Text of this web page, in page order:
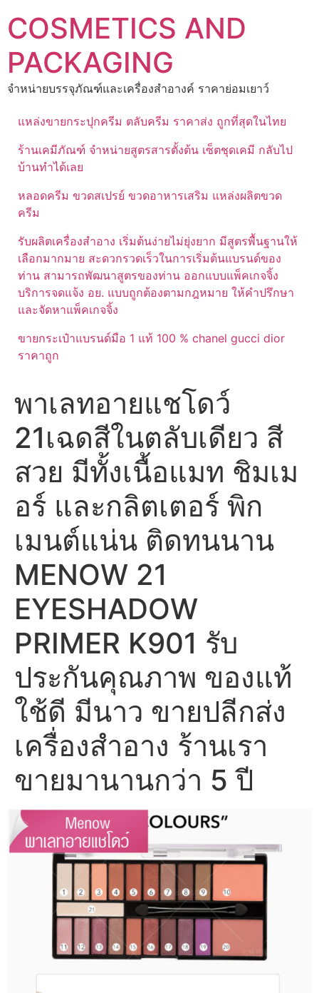
to
content
COSMETICS AND
PACKAGING
จำหน่ายบรรจุภัณฑ์และเครื่องสำอางค์ ราคาย่อมเยาว์
แหล่งขายกระปุกครีม ตลับครีม ราคาส่ง ถูกที่สุดในไทย
ร้านเคมีภัณฑ์ จำหน่ายสูตรสารตั้งต้น เซ็ตชุดเคมี กลับไป
บ้านทำได้เลย
หลอดครีม ขวดสเปรย์ ขวดอาหารเสริม แหล่งผลิตขวด
ครีม
รับผลิตเครื่องสำอาง เริ่มต้นง่ายไม่ยุ่งยาก มีสูตรพื้นฐานให้
เลือกมากมาย สะดวกรวดเร็วในการเริ่มต้นแบรนด์ของ
ท่าน สามารถพัฒนาสูตรของท่าน ออกแบบแพ็คเกจจิ้ง
บริการจดแจ้ง อย. แบบถูกต้องตามกฎหมาย ให้คำปรึกษา
และจัดหาแพ็คเกจจิ้ง
ขายกระเป๋าแบรนด์มือ 1 แท้ 100 % chanel gucci dior
ราคาถูก
พาเลทอายแชโดว์
21เฉดสีในตลับเดียว สี
สวย มีทั้งเนื้อแมท ชิมเม
อร์ และกลิตเตอร์ พิก
เมนต์แน่น ติดทนนาน
MENOW 21
EYESHADOW
PRIMER K901 รับ
ประกันคุณภาพ ของแท้
ใช้ดี มีนาว ขายปลีกส่ง
เครื่องสำอาง ร้านเรา
ขายมานานกว่า 5 ปี